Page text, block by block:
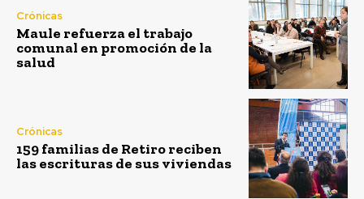
Crónicas
Maule refuerza el trabajo
comunal en promoción de la
salud
Crónicas
159 familias de Retiro reciben
las escrituras de sus viviendas